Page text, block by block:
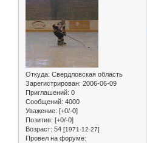
Откуда: Свердловская область
Зарегистрирован: 2006-06-09
Приглашений: 0
Сообщений: 4000
Уважение: [+0/-0]
Позитив: [+0/-0]
Возраст: 54 [1971-12-27]
Провел на форуме: